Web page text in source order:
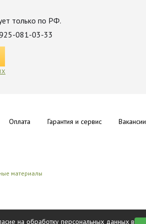
только по РФ.
081-03-33
Оплата Гарантия и сервис Вакансии
материалы
на обработку персональных данных в